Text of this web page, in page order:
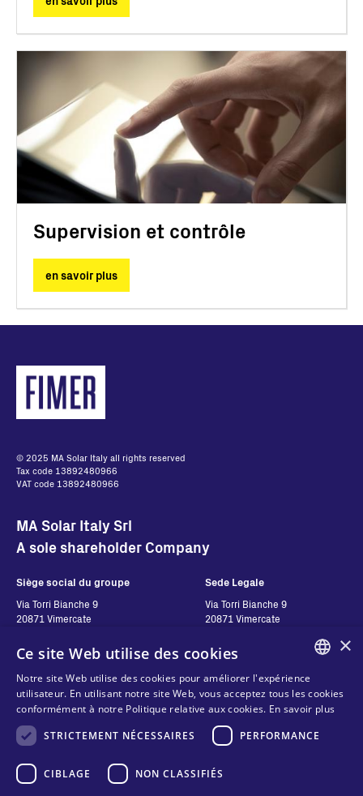
Supervision et contrôle
en savoir plus
© 2025 MA Solar Italy all rights reserved
Tax code 13892480966
VAT code 13892480966
MA Solar Italy Srl
A sole shareholder Company
Siège social du groupe
Via Torri Bianche 9
20871 Vimercate
Via San Giorgio 642
52028, Terranuova Bracciolini (AR)
Italy
Sede Legale
Via Torri Bianche 9
20871 Vimercate
Contatti
Contactez-nous
Suivez-nous
ENGLISH
ITALIAN
×
Ce site Web utilise des cookies
Notre site Web utilise des cookies pour améliorer l'expérience
utilisateur. En utilisant notre site Web, vous acceptez tous les cookies
conformément à notre Politique relative aux cookies. En savoir plus
STRICTEMENT NÉCESSAIRES
PERFORMANCE
CIBLAGE NON CLASSIFIÉS